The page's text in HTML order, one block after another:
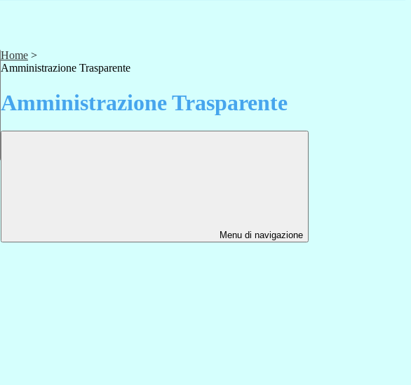
Home >
Amministrazione Trasparente
Amministrazione Trasparente
Menu di navigazione